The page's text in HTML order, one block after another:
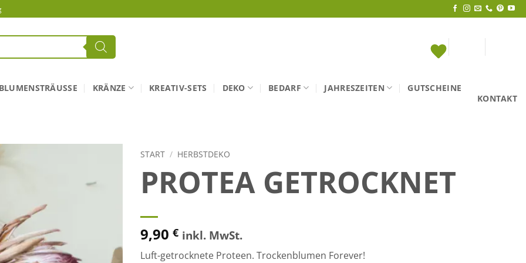
BLUMENSTRÄUSSE KRÄNZE KREATIV-SETS DEKO BEDARF JAHRESZEITEN
GUTSCHEINE
KONTAKT
START / HERBSTDEKO
PROTEA GETROCKNET
9,90 € inkl. MwSt.
Luft-getrocknete Proteen. Trockenblumen Forever!